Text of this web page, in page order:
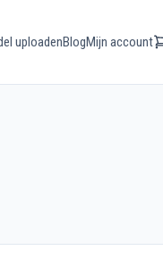
uploadenBlogMijn account